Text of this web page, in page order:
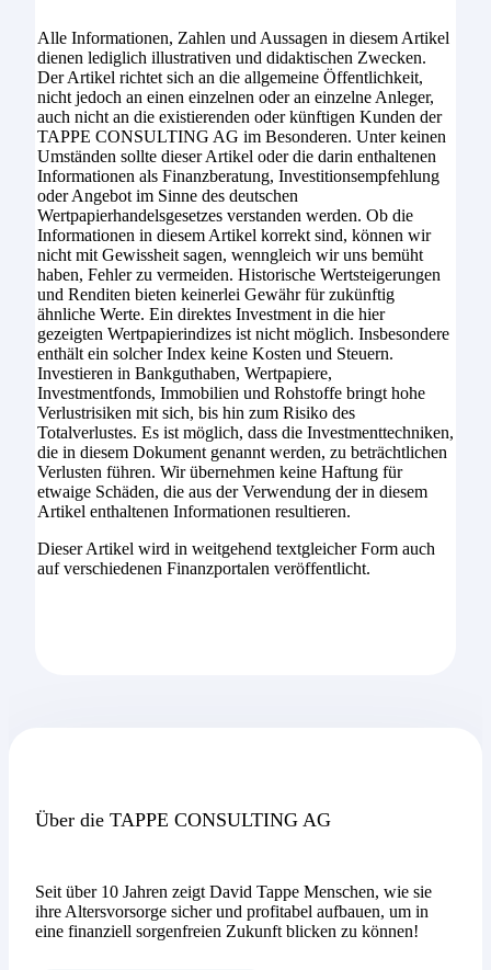
Alle Informationen, Zahlen und Aussagen in diesem Artikel
dienen lediglich illustrativen und didaktischen Zwecken.
Der Artikel richtet sich an die allgemeine Öffentlichkeit,
nicht jedoch an einen einzelnen oder an einzelne Anleger,
auch nicht an die existierenden oder künftigen Kunden der
TAPPE CONSULTING AG im Besonderen. Unter keinen
Umständen sollte dieser Artikel oder die darin enthaltenen
Informationen als Finanzberatung, Investitionsempfehlung
oder Angebot im Sinne des deutschen
Wertpapierhandelsgesetzes verstanden werden. Ob die
Informationen in diesem Artikel korrekt sind, können wir
nicht mit Gewissheit sagen, wenngleich wir uns bemüht
haben, Fehler zu vermeiden. Historische Wertsteigerungen
und Renditen bieten keinerlei Gewähr für zukünftig
ähnliche Werte. Ein direktes Investment in die hier
gezeigten Wertpapierindizes ist nicht möglich. Insbesondere
enthält ein solcher Index keine Kosten und Steuern.
Investieren in Bankguthaben, Wertpapiere,
Investmentfonds, Immobilien und Rohstoffe bringt hohe
Verlustrisiken mit sich, bis hin zum Risiko des
Totalverlustes. Es ist möglich, dass die Investmenttechniken,
die in diesem Dokument genannt werden, zu beträchtlichen
Verlusten führen. Wir übernehmen keine Haftung für
etwaige Schäden, die aus der Verwendung der in diesem
Artikel enthaltenen Informationen resultieren.
Dieser Artikel wird in weitgehend textgleicher Form auch
auf verschiedenen Finanzportalen veröffentlicht.
Über die TAPPE CONSULTING AG
Seit über 10 Jahren zeigt David Tappe Menschen, wie sie
ihre Altersvorsorge sicher und profitabel aufbauen, um in
eine finanziell sorgenfreien Zukunft blicken zu können!